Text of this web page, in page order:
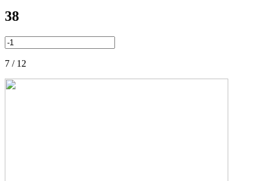
38
7 / 12